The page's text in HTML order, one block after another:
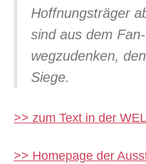
Hoffnungsträger
sind aus dem
wegzudenken,
Siege.
>> zum Text in der
>> Homepage der